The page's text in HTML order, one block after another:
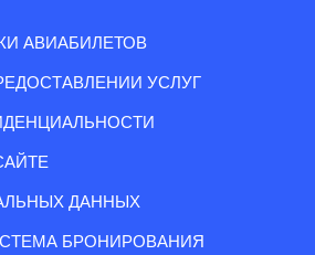
АВИАБИЛЕТОВ
УСЛУГ
ДАННЫХ
БРОНИРОВАНИЯ